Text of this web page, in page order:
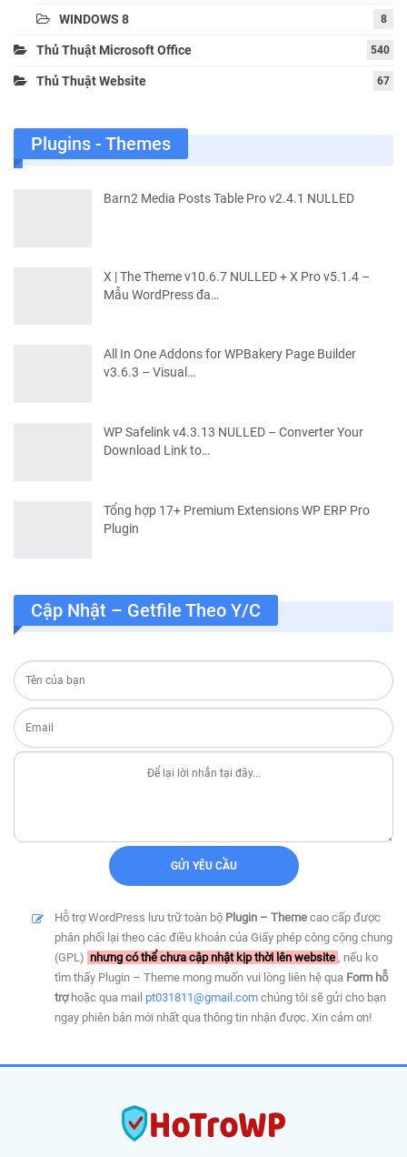
WINDOWS 8 8
Thủ Thuật Microsoft Office 540
Thủ Thuật Website 67
Plugins - Themes
Barn2 Media Posts Table Pro v2.4.1 NULLED
X | The Theme v10.6.7 NULLED + X Pro v5.1.4 –
Mẫu WordPress đa…
All In One Addons for WPBakery Page Builder
v3.6.3 – Visual…
WP Safelink v4.3.13 NULLED – Converter Your
Download Link to…
Tổng hợp 17+ Premium Extensions WP ERP Pro
Plugin
Cập Nhật – Getfile Theo Y/c
Hỗ trợ WordPress lưu trữ toàn bộ Plugin – Theme cao cấp được
phân phối lại theo các điều khoản của Giấy phép công cộng chung
(GPL) nhưng có thể chưa cập nhật kịp thời lên website , nếu ko
tìm thấy Plugin – Theme mong muốn vui lòng liên hệ qua Form hỗ
trợhoặc qua mail pt031811@gmail.com chúng tôi sẽ gửi cho bạn
ngay phiên bản mới nhất qua thông tin nhận được. Xin cảm ơn!